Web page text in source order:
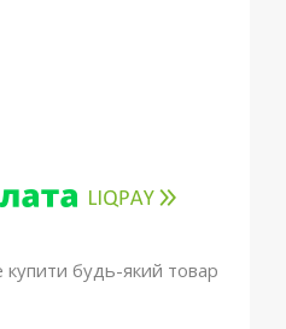
купити будь-який товар